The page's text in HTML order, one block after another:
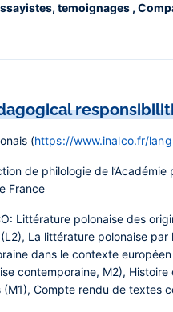
temoignages ,
(https://www.inalco.fr/
de philologie de
France
Littérature polonaise des
La littérature polonaise
dans le contexte
contemporaine, M2),
Compte rendu de textes